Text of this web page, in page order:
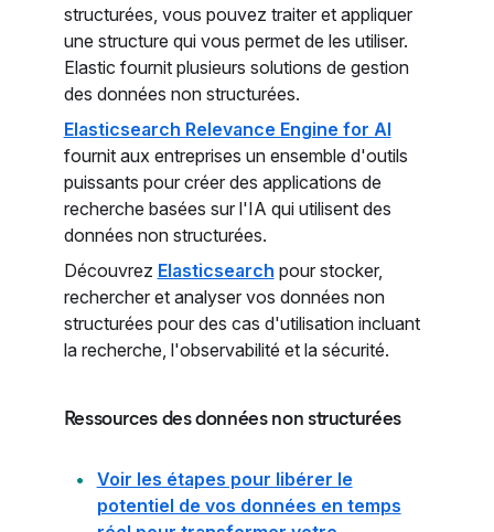
structurées, vous pouvez traiter et appliquer
une structure qui vous permet de les utiliser.
Elastic fournit plusieurs solutions de gestion
des données non structurées.
Elasticsearch Relevance Engine for AI
fournit aux entreprises un ensemble d'outils
puissants pour créer des applications de
recherche basées sur l'IA qui utilisent des
données non structurées.
Découvrez Elasticsearch pour stocker,
rechercher et analyser vos données non
structurées pour des cas d'utilisation incluant
la recherche, l'observabilité et la sécurité.
Ressources des données non structurées
Voir les étapes pour libérer le
potentiel de vos données en temps